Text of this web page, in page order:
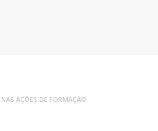
NAS AÇÕES DE FORMAÇÃO